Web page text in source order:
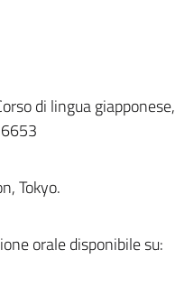
di lingua
Tokyo.
orale disponibile su: